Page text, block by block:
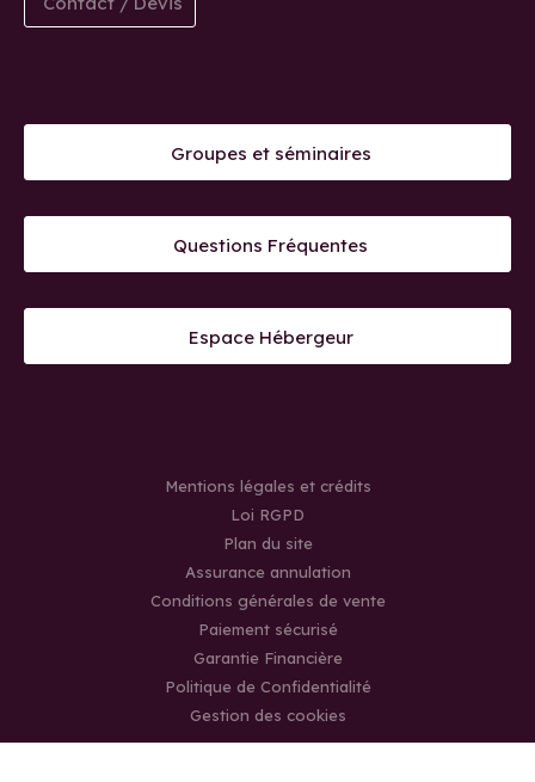
Groupes et séminaires
Questions Fréquentes
Espace Hébergeur
Mentions légales et crédits
Loi RGPD
Plan du site
Assurance annulation
Conditions générales de vente
Paiement sécurisé
Garantie Financière
Politique de Confidentialité
Gestion des cookies